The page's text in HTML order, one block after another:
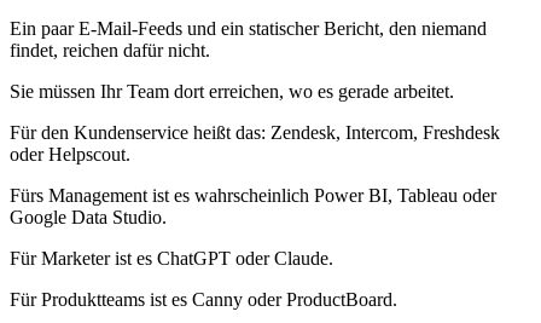
Ein paar E-Mail-Feeds und ein statischer Bericht, den niemand
findet, reichen dafür nicht.
Sie müssen Ihr Team dort erreichen, wo es gerade arbeitet.
Für den Kundenservice heißt das: Zendesk, Intercom, Freshdesk
oder Helpscout.
Fürs Management ist es wahrscheinlich Power BI, Tableau oder
Google Data Studio.
Für Marketer ist es ChatGPT oder Claude.
Für Produktteams ist es Canny oder ProductBoard.